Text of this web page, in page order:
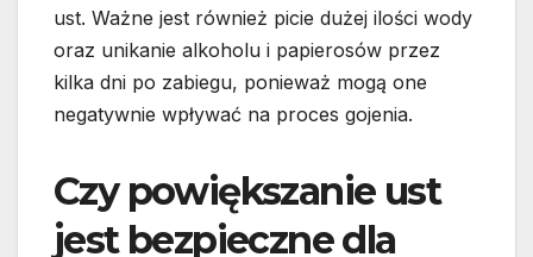
ust. Ważne jest również picie dużej ilości wody
oraz unikanie alkoholu i papierosów przez
kilka dni po zabiegu, ponieważ mogą one
negatywnie wpływać na proces gojenia.
Czy powiększanie ust
jest bezpieczne dla